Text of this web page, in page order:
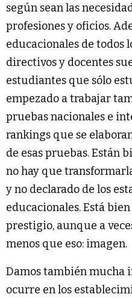
según sean las
profesiones y oficios.
educacionales de todos
directivos y docentes
estudiantes que sólo
empezado a trabajar
pruebas nacionales e
rankings que se
de esas pruebas. Están
no hay que
y no declarado de los
educacionales. Está
prestigio, aunque a
menos que eso: imagen.
Damos también mucha
ocurre en los